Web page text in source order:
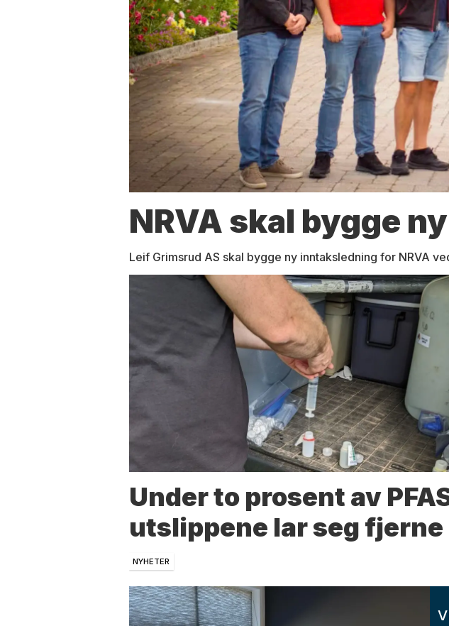
NRVA skal bygge
Leif Grimsrud AS skal bygge ny inntaksledning for NRVA
Under to prosent av
utslippene lar seg fjerne
NYHETER